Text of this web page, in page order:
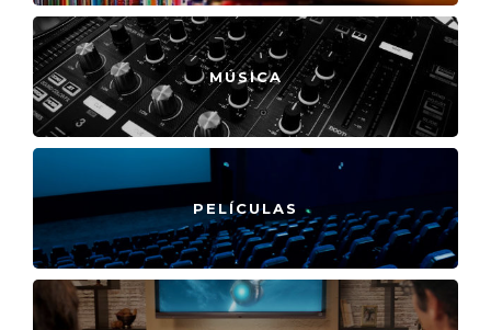
MÚSICA
PELÍCULAS